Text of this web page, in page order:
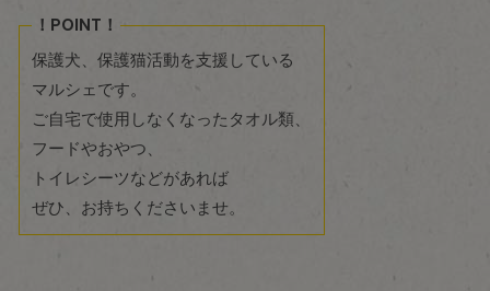
！POINT！
保護犬、保護猫活動を支援している
マルシェです。
ご自宅で使用しなくなったタオル類、
フードやおやつ、
トイレシーツなどがあれば
ぜひ、お持ちくださいませ。